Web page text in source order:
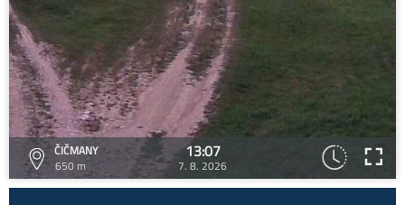
ČIČMANY
650 m
13:07
7. 8. 2026